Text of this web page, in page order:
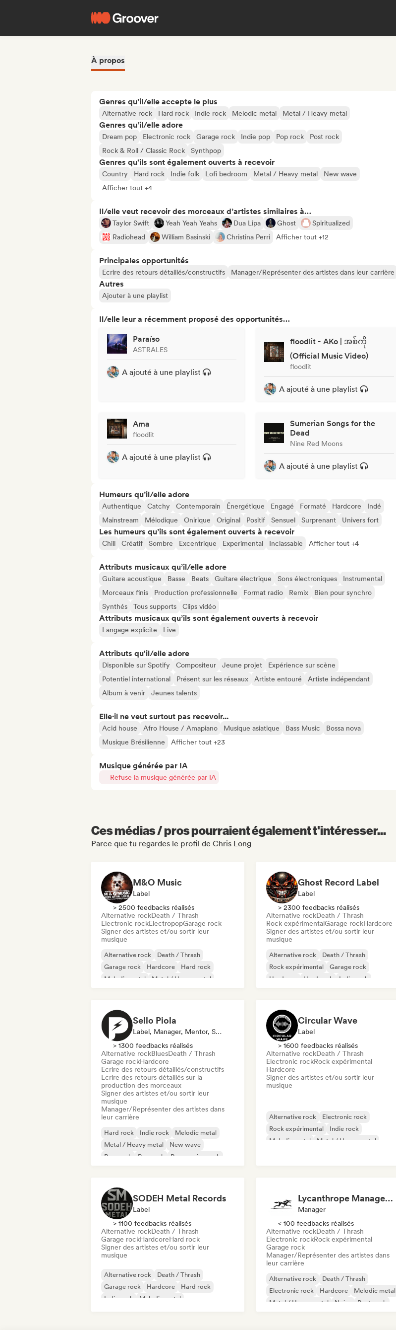
À propos
Genres qu’il/elle accepte le plus
Alternative rock Hard rock Indie rock Melodic metal Metal / Heavy metal
Genres qu’il/elle adore
Dream pop Electronic rock Garage rock Indie pop Pop rock
Post rock
Rock & Roll / Classic Rock
Synthpop
Genres qu'ils sont également ouverts à recevoir
Country Hard rock Indie folk Lofi bedroom Metal / Heavy metal
New wave
Afficher tout +4
Il/elle veut recevoir des morceaux d’artistes similaires à…
Taylor Swift Yeah Yeah Yeahs Dua Lipa Ghost
Spiritualized
Radiohead
William Basinski Christina Perri Afficher tout +12
Principales opportunités
Ecrire des retours détaillés/constructifs Manager/Représenter des artistes dans leur carrière
Autres
Ajouter à une playlist
Il/elle leur a récemment proposé des opportunités…
Paraíso
ASTRALES
A ajouté à une playlist
floodlit - AKo | အစ်ကို
(Official Music Video)
floodlit
A ajouté à une playlist
Ama
floodlit
A ajouté à une playlist
Sumerian Songs for the
Dead
Nine Red Moons
A ajouté à une playlist
Humeurs qu’il/elle adore
Authentique Catchy Contemporain Énergétique Engagé Formaté Hardcore
Indé
Mainstream
Mélodique Onirique Original Positif Sensuel Surprenant Univers fort
Les humeurs qu’ils sont également ouverts à recevoir
Chill Créatif Sombre Excentrique Experimental Inclassable Afficher tout +4
Attributs musicaux qu’il/elle adore
Guitare acoustique Basse Beats Guitare électrique Sons électroniques
Instrumental
Morceaux finis
Production professionnelle Format radio Remix
Bien pour synchro
Synthés
Tous supports Clips vidéo
Attributs musicaux qu’ils sont également ouverts à recevoir
Langage explicite Live
Attributs qu'il/elle adore
Disponible sur Spotify Compositeur Jeune projet
Expérience sur scène
Potentiel international
Présent sur les réseaux Artiste entouré
Artiste indépendant
Album à venir
Jeunes talents
Elle·il ne veut surtout pas recevoir...
Acid house Afro House / Amapiano Musique asiatique Bass Music
Bossa nova
Musique Brésilienne
Afficher tout +23
Musique générée par IA
Refuse la musique générée par IA
Ces médias / pros pourraient également t'intéresser...
Parce que tu regardes le profil de Chris Long
M&O Music
Label
> 2500 feedbacks réalisés
Alternative rockDeath / Thrash
Electronic rockElectropopGarage rock
Signer des artistes et/ou sortir leur
musique
Alternative rock
Death / Thrash
Garage rock
Hardcore
Hard rock
Melodic metal
Metal / Heavy metal
Ghost Record Label
Label
> 2300 feedbacks réalisés
Alternative rockDeath / Thrash
Rock expérimentalGarage rockHardcore
Signer des artistes et/ou sortir leur
musique
Alternative rock
Death / Thrash
Rock expérimental
Garage rock
Hardcore
Hard rock
Indie rock
Sello Piola
Label, Manager, Mentor, Spécialiste Son
> 1300 feedbacks réalisés
Alternative rockBluesDeath / Thrash
Garage rockHardcore
Ecrire des retours détaillés/constructifs
Ecrire des retours détaillés sur la
production des morceaux
Signer des artistes et/ou sortir leur
musique
Manager/Représenter des artistes dans
leur carrière
Hard rock Indie rock
Melodic metal
Metal / Heavy metal
New wave
Pop punk
Pop rock Progressive rock
Circular Wave
Label
> 1600 feedbacks réalisés
Alternative rockDeath / Thrash
Electronic rockRock expérimental
Hardcore
Signer des artistes et/ou sortir leur
musique
Alternative rock
Electronic rock
Rock expérimental
Indie rock
Melodic metal
Metal / Heavy metal
SODEH Metal Records
Label
> 1100 feedbacks réalisés
Alternative rockDeath / Thrash
Garage rockHardcoreHard rock
Signer des artistes et/ou sortir leur
musique
Alternative rock
Death / Thrash
Garage rock
Hardcore
Hard rock
Indie rock
Melodic metal
Lycanthrope Management
Manager
< 100 feedbacks réalisés
Alternative rockDeath / Thrash
Electronic rockRock expérimental
Garage rock
Manager/Représenter des artistes dans
leur carrière
Alternative rock
Death / Thrash
Electronic rock
Hardcore
Melodic metal
Metal / Heavy metal
Noise Post punk